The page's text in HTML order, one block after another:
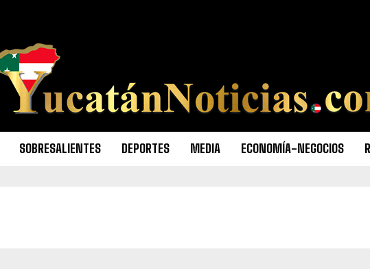
SOBRESALIENTES DEPORTES MEDIA ECONOMÍA-NEGOCIOS